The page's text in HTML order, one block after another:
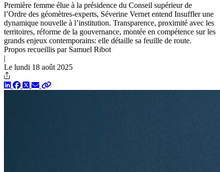
Première femme élue à la présidence du Conseil supérieur de
l’Ordre des géomètres-experts, Séverine Vernet entend Insuffler une
dynamique nouvelle à l’institution. Transparence, proximité avec les
territoires, réforme de la gouvernance, montée en compétence sur les
grands enjeux contemporains: elle détaille sa feuille de route.
Propos recueillis par Samuel Ribot
|
Le lundi 18 août 2025